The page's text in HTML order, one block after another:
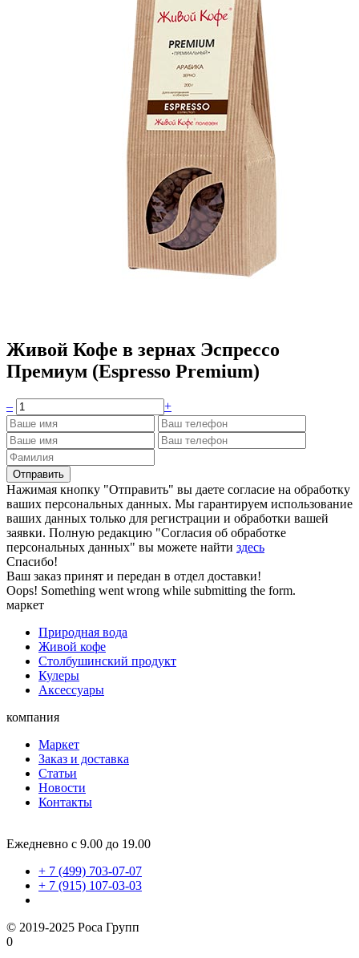
Живой Кофе в зернах Эспрессо
Премиум (Espresso Premium)
– +
Нажимая кнопку "Отправить" вы даете согласие на обработку
ваших персональных данных. Мы гарантируем использование
ваших данных только для регистрации и обработки вашей
заявки. Полную редакцию "Согласия об обработке
персональных данных" вы можете найти здесь
Спасибо!
Ваш заказ принят и передан в отдел доставки!
Oops! Something went wrong while submitting the form.
маркет
Природная вода
Живой кофе
Столбушинский продукт
Кулеры
Аксессуары
компания
Маркет
Заказ и доставка
Статьи
Новости
Контакты
Ежедневно с 9.00 до 19.00
+ 7 (499) 703-07-07
+ 7 (915) 107-03-03
© 2019-2025 Роса Групп
0